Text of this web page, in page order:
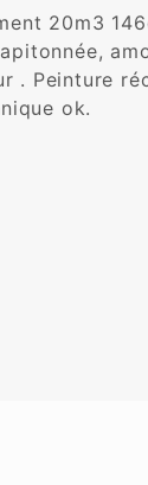
20m3
. Peinture
ok.